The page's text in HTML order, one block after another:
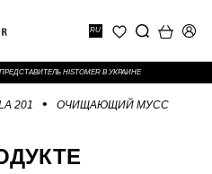
RU
HISTOMER В УКРАИНЕ
201 ОЧИЩАЮЩИЙ МУСС